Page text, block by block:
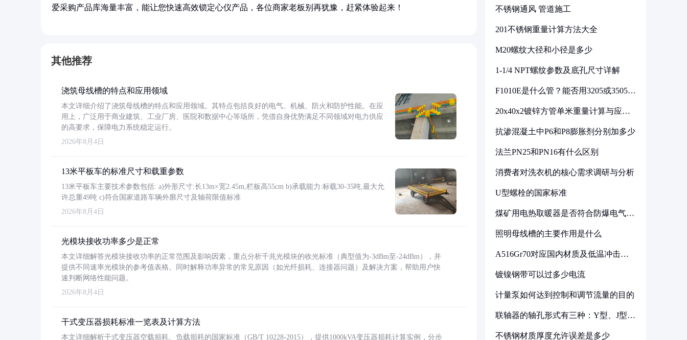
爱采购产品库海量丰富，能让您快速高效锁定心仪产品，各位商家老板别再犹豫，赶紧体验起来！
其他推荐
浇筑母线槽的特点和应用领域
本文详细介绍了浇筑母线槽的特点和应用领域。其特点包括良好的电气、机械、防火和防护性能。在应
用上，广泛用于商业建筑、工业厂房、医院和数据中心等场所，凭借自身优势满足不同领域对电力供应
的高要求，保障电力系统稳定运行。
2026年8月4日
13米平板车的标准尺寸和载重参数
13米平板车主要技术参数包括: a)外形尺寸:长13m×宽2.45m,栏板高55cm b)承载能力:标载30-35吨,最大允
许总重49吨 c)符合国家道路车辆外廓尺寸及轴荷限值标准
2026年8月4日
光模块接收功率多少是正常
本文详细解答光模块接收功率的正常范围及影响因素，重点分析千兆光模块的收光标准（典型值为-3dBm至-24dBm），并
提供不同速率光模块的参考值表格。同时解释功率异常的常见原因（如光纤损耗、连接器问题）及解决方案，帮助用户快
速判断网络性能问题。
2026年8月4日
干式变压器损耗标准一览表及计算方法
本文详细解析干式变压器空载损耗、负载损耗的国家标准（GB/T 10228-2015），提供1000kVA变压器损耗计算实例，分步
不锈钢通风 管道施工
201不锈钢重量计算方法大全
M20螺纹大径和小径是多少
1-1/4 NPT螺纹参数及底孔尺寸详解
F1010E是什么管？能否用3205或3505代
20x40x2镀锌方管单米重量计算与应用
抗渗混凝土中P6和P8膨胀剂分别加多少
法兰PN25和PN16有什么区别
消费者对洗衣机的核心需求调研与分析
U型螺栓的国家标准
煤矿用电热取暖器是否符合防爆电气设
照明母线槽的主要作用是什么
A516Gr70对应国内材质及低温冲击要
镀镍钢带可以过多少电流
计量泵如何达到控制和调节流量的目的
联轴器的轴孔形式有三种：Y型、J型、
不锈钢材质厚度允许误差是多少